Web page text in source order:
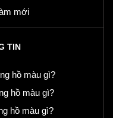
mới
TIN
hồ màu gì?
hồ màu gì?
hồ màu gì?